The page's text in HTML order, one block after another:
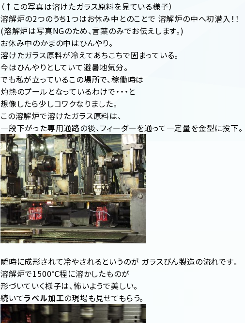
（↑この写真は溶けたガラス原料を見ている様子）
溶解炉の2つのうち1つはお休み中とのことで 溶解炉の中へ初潜入！！
(溶解炉は写真NGのため、言葉のみでお伝えします。)
お休み中のかまの中はひんやり。
溶けたガラス原料が冷えてあちこちで固まっている。
今はひんやりとしていて避暑地気分。
でも私が立っているこの場所で、稼働時は
灼熱のプールとなっているわけで・・・と
想像したら少しコワクなりました。
この溶解炉で溶けたガラス原料は、
一段下がった専用通路の後、フィーダーを通って一定量を金型に投下。
瞬時に成形されて冷やされるというのが ガラスびん製造の流れです。
溶解炉で1500℃程に溶かしたものが
形づいていく様子は、怖いようで美しい。
続いてラベル加工の現場も見せてもらう。